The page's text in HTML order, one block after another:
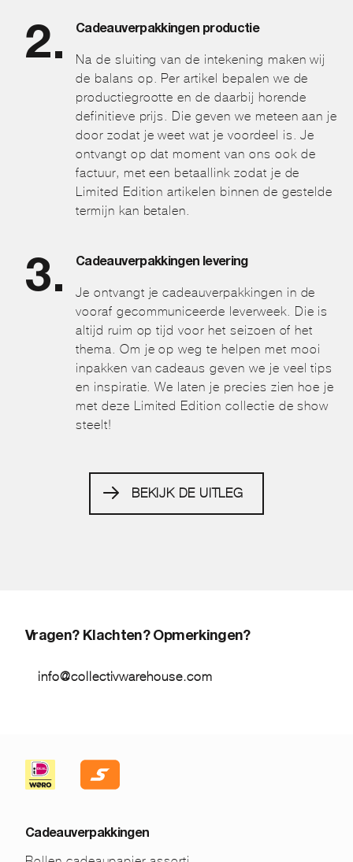
Cadeauverpakkingen productie
Na de sluiting van de intekening maken wij
de balans op. Per artikel bepalen we de
productiegrootte en de daarbij horende
definitieve prijs. Die geven we meteen aan je
door zodat je weet wat je voordeel is. Je
ontvangt op dat moment van ons ook de
factuur, met een betaallink zodat je de
Limited Edition artikelen binnen de gestelde
termijn kan betalen.
Cadeauverpakkingen levering
Je ontvangt je cadeauverpakkingen in de
vooraf gecommuniceerde leverweek. Die is
altijd ruim op tijd voor het seizoen of het
thema. Om je op weg te helpen met mooi
inpakken van cadeaus geven we je veel tips
en inspiratie. We laten je precies zien hoe je
met deze Limited Edition collectie de show
steelt!
BEKIJK DE UITLEG
Vragen? Klachten? Opmerkingen?
info@collectivwarehouse.com
Cadeauverpakkingen